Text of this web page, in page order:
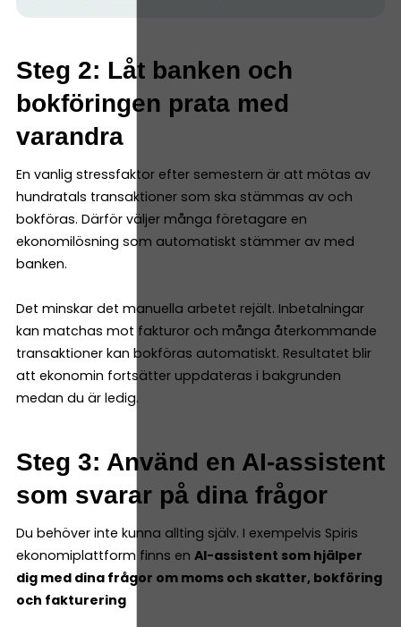
Steg 2: Låt banken och
bokföringen prata med
varandra
En vanlig stressfaktor efter semestern är att mötas av
hundratals transaktioner som ska stämmas av och
bokföras. Därför väljer många företagare en
ekonomilösning som automatiskt stämmer av med
banken.
Det minskar det manuella arbetet rejält. Inbetalningar
kan matchas mot fakturor och många återkommande
transaktioner kan bokföras automatiskt. Resultatet blir
att ekonomin fortsätter uppdateras i bakgrunden
medan du är ledig.
Steg 3: Använd en AI-assistent
som svarar på dina frågor
Du behöver inte kunna allting själv. I exempelvis Spiris
ekonomiplattform finns en AI-assistent som hjälper
dig med dina frågor om moms och skatter, bokföring
och fakturering